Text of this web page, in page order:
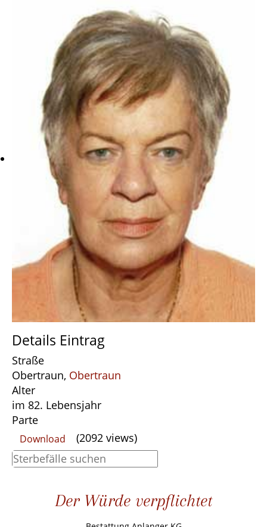
Details Eintrag
Straße
Obertraun, Obertraun
Alter
im 82. Lebensjahr
Parte
Download (2092 views)
Der Würde verpflichtet